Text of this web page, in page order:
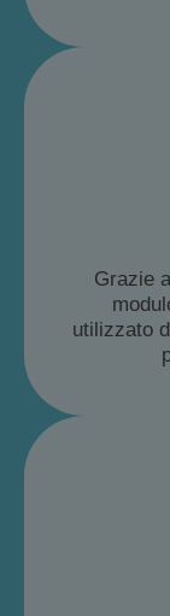
Grazie
utilizzato